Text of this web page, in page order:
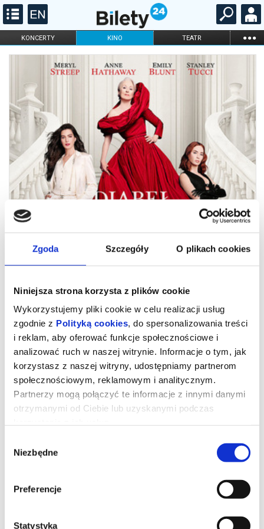
Zgoda Szczegóły O plikach cookies
Niniejsza strona korzysta z plików cookie
Wykorzystujemy pliki cookie w celu realizacji usług
zgodnie z Polityką cookies, do spersonalizowania treści
i reklam, aby oferować funkcje społecznościowe i
analizować ruch w naszej witrynie. Informacje o tym, jak
korzystasz z naszej witryny, udostępniamy partnerom
społecznościowym, reklamowym i analitycznym.
Partnerzy mogą połączyć te informacje z innymi danymi
otrzymanymi od Ciebie lub uzyskanymi podczas
zgody
Niezbędne
Preferencje
Statystyka
KONCERTY KINO TEATR ...
FILHARMONIA OPERA I BALET
DLA DZIECI
ONLINE KARNETY
Dwadzieścia lat po stworzeniu kultowych ról Mirandy, Andy’ego,
Emily i Nigela Meryl Streep, Anne Hathaway, Emily Blunt i Stanley
eleganckich biur magazynu Runway w filmie „Diabeł ubiera się u
Prady 2” wytwórni 20th Century Studios, długo oczekiwanej